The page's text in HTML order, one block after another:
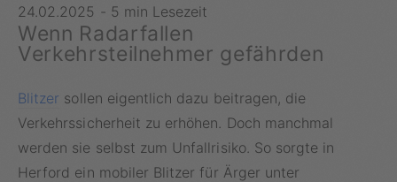
24.02.2025 - 5 min Lesezeit
Wenn Radarfallen
Verkehrsteilnehmer gefährden
Blitzer sollen eigentlich dazu beitragen, die
Verkehrssicherheit zu erhöhen. Doch manchmal
werden sie selbst zum Unfallrisiko. So sorgte in
Herford ein mobiler Blitzer für Ärger unter